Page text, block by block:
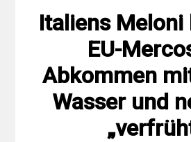
Italiens
EU-
Abkommen
Wasser und